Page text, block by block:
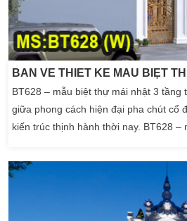
BT628 – mẫu biệt thự mái nhật 3
giữa phong cách hiện đại pha chút cổ
kiến trúc thịnh hành thời nay. BT628 –
nhiều nhà đầu tư ưa chuộng. Hệ mái
đáo giúp nâng cao giá […]